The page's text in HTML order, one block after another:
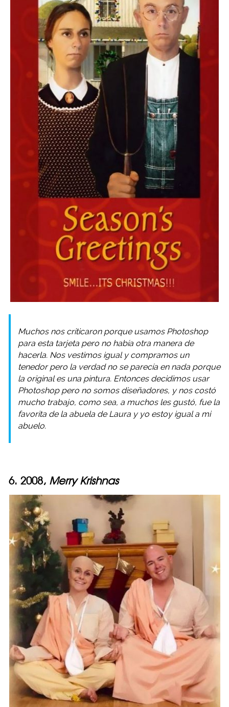
Muchos nos criticaron porque usamos Photoshop
para esta tarjeta pero no había otra manera de
hacerla. Nos vestimos igual y compramos un
tenedor pero la verdad no se parecía en nada porque
la original es una pintura. Entonces decidimos usar
Photoshop pero no somos diseñadores, y nos costó
mucho trabajo, como sea, a muchos les gustó, fue la
favorita de la abuela de Laura y yo estoy igual a mi
abuelo.
6. 2008, Merry Krishnas